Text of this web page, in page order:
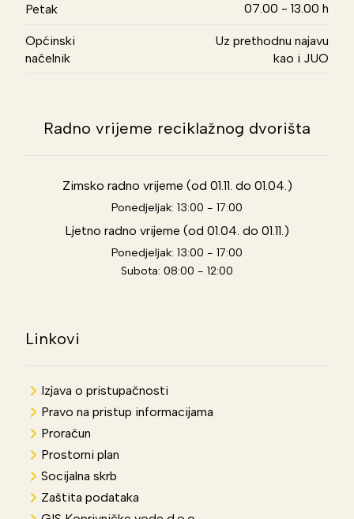
Petak 07.00 - 13.00 h
Općinski
načelnik
Uz prethodnu najavu
kao i JUO
Radno vrijeme reciklažnog dvorišta
Zimsko radno vrijeme (od 01.11. do 01.04.)
Ponedjeljak: 13:00 - 17:00
Ljetno radno vrijeme (od 01.04. do 01.11.)
Ponedjeljak: 13:00 - 17:00
Subota: 08:00 - 12:00
Linkovi
Izjava o pristupačnosti
Pravo na pristup informacijama
Proračun
Prostorni plan
Socijalna skrb
Zaštita podataka